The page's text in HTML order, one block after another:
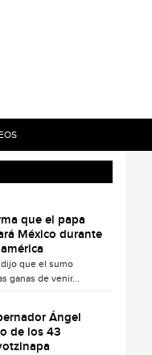
que el papa
México durante
que el sumo
ganas de venir...
Ángel
de los 43